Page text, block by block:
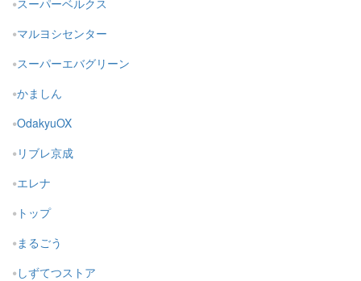
スーパーベルクス
マルヨシセンター
スーパーエバグリーン
かましん
OdakyuOX
リブレ京成
エレナ
トップ
まるごう
しずてつストア